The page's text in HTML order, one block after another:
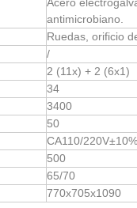
antimicrobiano.
Ruedas, orificio
/
2 (11x) + 2 (6x1)
34
3400
50
CA110/
500
65/70
770x705x1090